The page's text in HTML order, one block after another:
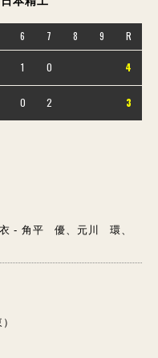
6 7 8 9 R
1 0 4
0 2 3
- 角平 優、元川 環、